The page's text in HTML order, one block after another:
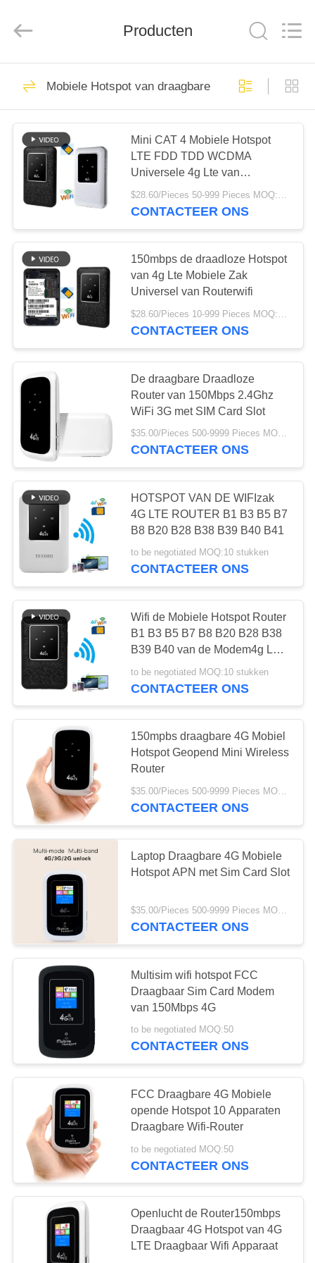
HUIS
PRODUCTEN
ONGEVEER
ONS
FABRIEKSREIS
KWALITEITSCONTROLE
CONTACTEER
ONS
NIEUWS
GEVALLEN
VERZOEK
OM EEN
CITAAT
VR
SITEMAP
PRIVACY
POLICY
Communications
Rights
De Router van WiFi
LTE
de Router 300Mbps
van 4G LTE
62
LTE-Router Volte
Dubbel SiM Mobile
Router
37
5G WiFi-Router
5G Outdoor CPE
Openluchtcpe van
4G LTE Router
De
Waaiervergroting
van USB WiFi
Producten
Mobiele Hotspot van draagbare 4G
Mini CAT 4 Mobiele Hotspot
LTE FDD TDD WCDMA
Universele 4g Lte van
Draagbare 4G
CONTACTEER ONS
150mbps de draadloze Hotspot
van 4g Lte Mobiele Zak
Universel van Routerwifi
$28.60/Pieces 10-999 Pieces MOQ:10 stukken
CONTACTEER ONS
De draagbare Draadloze
Router van 150Mbps 2.4Ghz
WiFi 3G met SIM Card Slot
$35.00/Pieces 500-9999 Pieces MOQ:500 Stukken
CONTACTEER ONS
HOTSPOT VAN DE WIFIzak
4G LTE ROUTER B1 B3 B5 B7
B8 B20 B28 B38 B39 B40 B41
to be negotiated MOQ:10 stukken
CONTACTEER ONS
Wifi de Mobiele Hotspot Router
B1 B3 B5 B7 B8 B20 B28 B38
B39 B40 van de Modem4g LTE
Zak
to be negotiated MOQ:10 stukken
CONTACTEER ONS
150mpbs draagbare 4G Mobiel
Hotspot Geopend Mini Wireless
Router
$35.00/Pieces 500-9999 Pieces MOQ:500 Stukken
CONTACTEER ONS
Laptop Draagbare 4G Mobiele
Hotspot APN met Sim Card Slot
$35.00/Pieces 500-9999 Pieces MOQ:500 Stukken
CONTACTEER ONS
Multisim wifi hotspot FCC
Draagbaar Sim Card Modem
van 150Mbps 4G
to be negotiated MOQ:50
CONTACTEER ONS
FCC Draagbare 4G Mobiele
opende Hotspot 10 Apparaten
Draagbare Wifi-Router
to be negotiated MOQ:50
CONTACTEER ONS
Openlucht de Router150mbps
Draagbaar 4G Hotspot van 4G
LTE Draagbaar Wifi Apparaat